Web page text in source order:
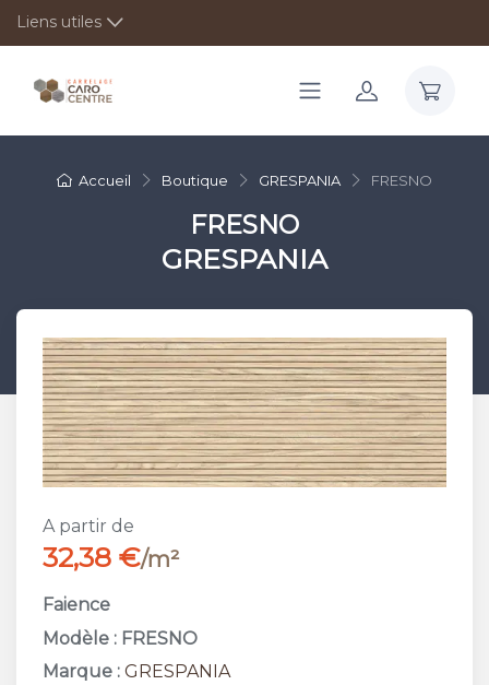
Liens utiles
Accueil Boutique GRESPANIA FRESNO
FRESNO
GRESPANIA
A partir de
32,38 €/m²
Faience
Modèle : FRESNO
Marque : GRESPANIA